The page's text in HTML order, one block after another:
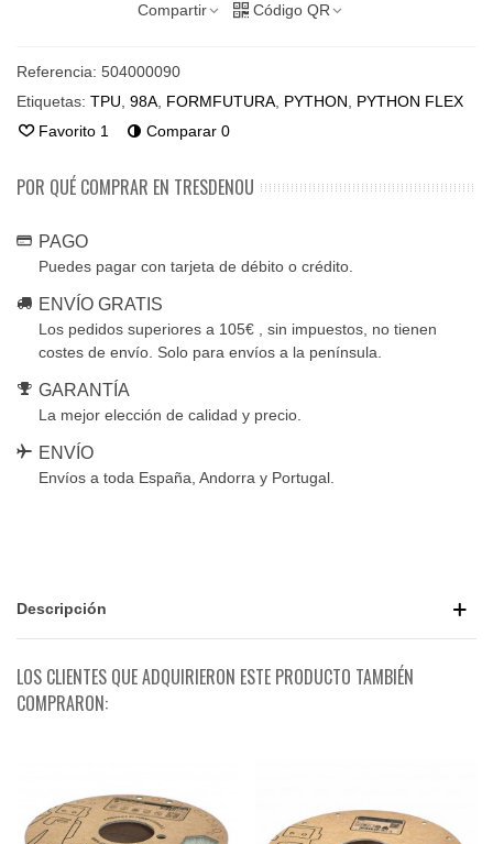
Compartir Código QR
Referencia: 504000090
Etiquetas: TPU 98A FORMFUTURA PYTHON
PYTHON FLEX
Favorito 1 Comparar 0
POR QUÉ COMPRAR EN TRESDENOU
PAGO
Puedes pagar con tarjeta de débito o crédito.
ENVÍO GRATIS
Los pedidos superiores a 105€ , sin impuestos, no tienen
costes de envío. Solo para envíos a la península.
GARANTÍA
La mejor elección de calidad y precio.
ENVÍO
Envíos a toda España, Andorra y Portugal.
Descripción
LOS CLIENTES QUE ADQUIRIERON ESTE PRODUCTO TAMBIÉN
COMPRARON: